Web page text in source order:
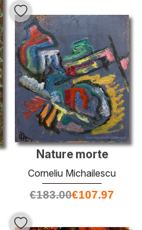
Nature morte
Corneliu Michailescu
€183.00€107.97